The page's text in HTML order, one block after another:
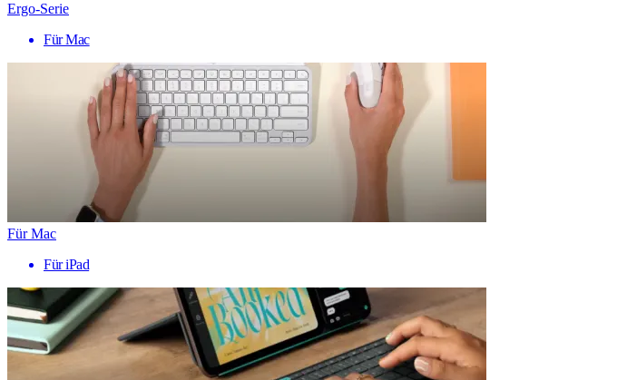
Ergo-Serie
Für Mac
Für Mac
Für iPad